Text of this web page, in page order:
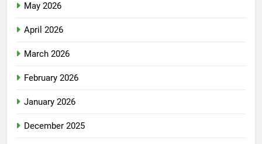
May 2026
April 2026
March 2026
February 2026
January 2026
December 2025